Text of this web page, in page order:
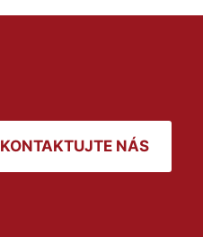
KONTAKTUJTE NÁS